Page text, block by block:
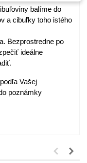
balíme do
a cibuľky toho istého
Bezprostredne po
ideálne
Vašej
poznámky